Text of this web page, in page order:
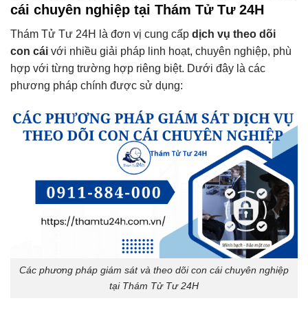
cái chuyên nghiệp tại Thám Tử Tư 24H
Thám Tử Tư 24H là đơn vị cung cấp dịch vụ theo dõi
con cái với nhiều giải pháp linh hoạt, chuyên nghiệp, phù
hợp với từng trường hợp riêng biệt. Dưới đây là các
phương pháp chính được sử dụng:
Các phương pháp giám sát và theo dõi con cái chuyên nghiệp
tại Thám Tử Tư 24H